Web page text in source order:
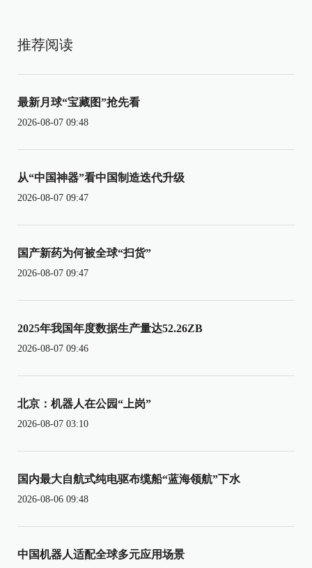
推荐阅读
最新月球“宝藏图”抢先看
2026-08-07 09:48
从“中国神器”看中国制造迭代升级
2026-08-07 09:47
国产新药为何被全球“扫货”
2026-08-07 09:47
2025年我国年度数据生产量达52.26ZB
2026-08-07 09:46
北京：机器人在公园“上岗”
2026-08-07 03:10
国内最大自航式纯电驱布缆船“蓝海领航”下水
2026-08-06 09:48
中国机器人适配全球多元应用场景